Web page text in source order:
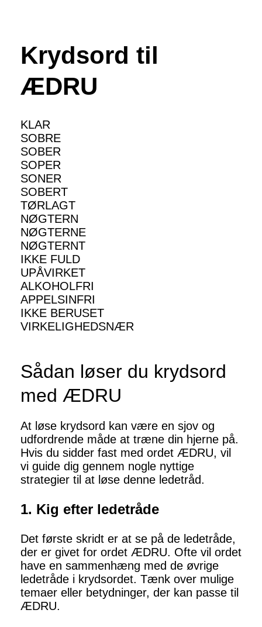
Krydsord til
ÆDRU
KLAR
SOBRE
SOBER
SOPER
SONER
SOBERT
TØRLAGT
NØGTERN
NØGTERNE
NØGTERNT
IKKE FULD
UPÅVIRKET
ALKOHOLFRI
APPELSINFRI
IKKE BERUSET
VIRKELIGHEDSNÆR
Sådan løser du krydsord
med ÆDRU
At løse krydsord kan være en sjov og
udfordrende måde at træne din hjerne på.
Hvis du sidder fast med ordet ÆDRU, vil
vi guide dig gennem nogle nyttige
strategier til at løse denne ledetråd.
1. Kig efter ledetråde
Det første skridt er at se på de ledetråde,
der er givet for ordet ÆDRU. Ofte vil ordet
have en sammenhæng med de øvrige
ledetråde i krydsordet. Tænk over mulige
temaer eller betydninger, der kan passe til
ÆDRU.